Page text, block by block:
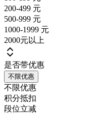
200-499 元
500-999 元
1000-1999 元
2000元以上
是否带优惠
不限优惠
不限优惠
积分抵扣
段位立减